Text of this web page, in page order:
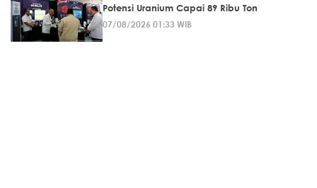
Potensi Uranium Capai 89 Ribu Ton
07/08/2026 01:33 WIB